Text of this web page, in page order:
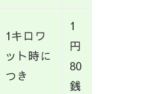
1キロワ
ット時に
つき
1
円
80
銭